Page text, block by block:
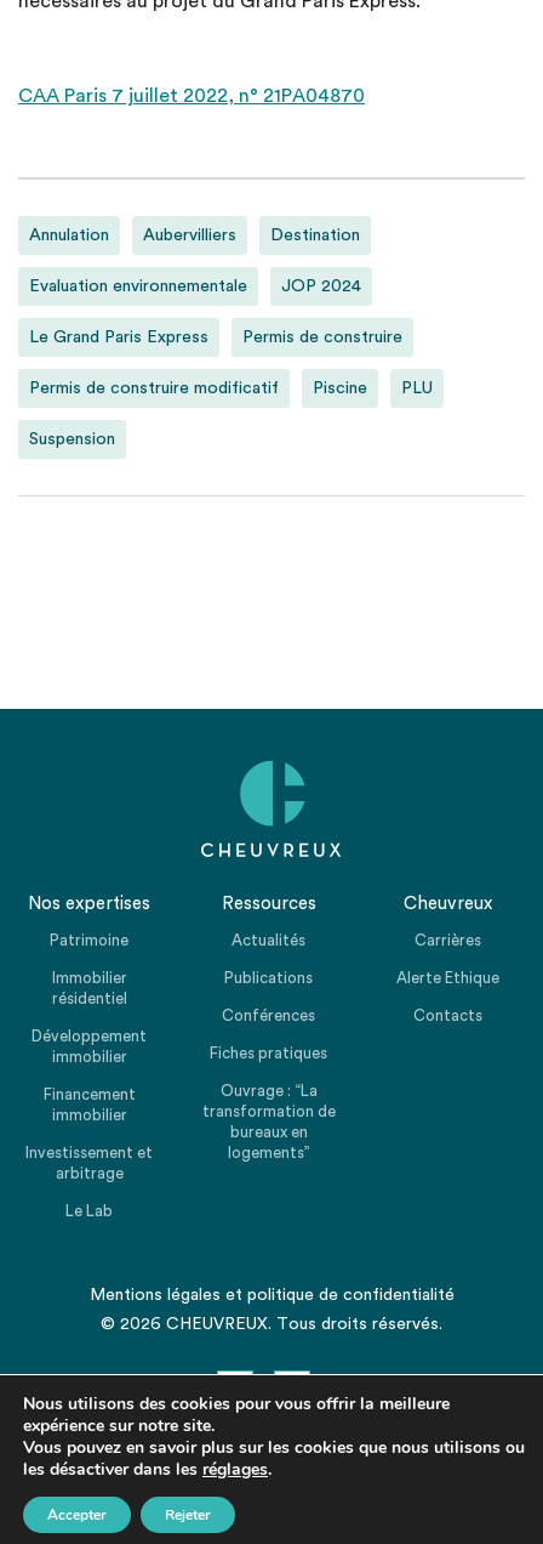
CAA Paris 7 juillet 2022, n° 21PA04870
Annulation Aubervilliers Destination
Evaluation environnementale JOP 2024
Le Grand Paris Express Permis de construire
Permis de construire modificatif Piscine PLU
Suspension
Partagez cet article
Nos expertises
Patrimoine
Immobilier
résidentiel
Développement
immobilier
Financement
immobilier
Investissement et
arbitrage
Le Lab
Ressources
Actualités
Publications
Conférences
Fiches pratiques
Ouvrage : “La
transformation de
bureaux en
logements”
Cheuvreux
Carrières
Alerte Ethique
Contacts
Mentions légales et politique de confidentialité
© 2026 CHEUVREUX. Tous droits réservés.
Revenir en haut de la page
Nous utilisons des cookies pour vous offrir la meilleure
expérience sur notre site.
Vous pouvez en savoir plus sur les cookies que nous utilisons ou
les désactiver dans les réglages.
Accepter Rejeter